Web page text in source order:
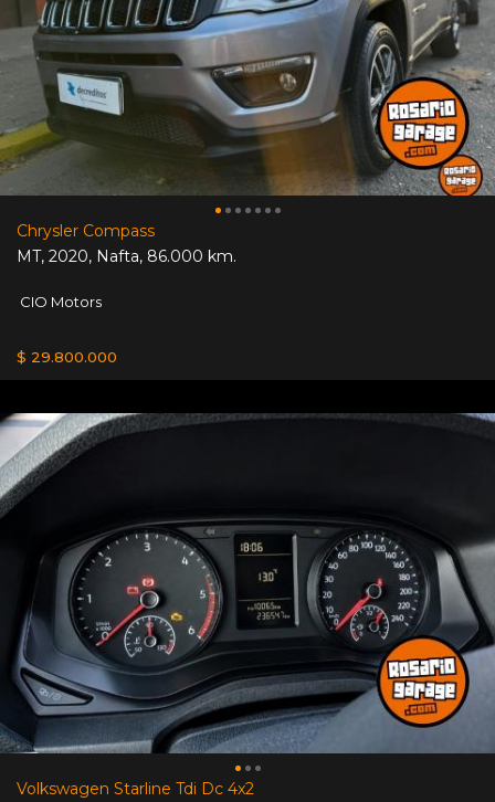
Chrysler Compass
MT, 2020, Nafta, 86.000 km.
CIO Motors
$ 29.800.000
Volkswagen Starline Tdi Dc 4x2